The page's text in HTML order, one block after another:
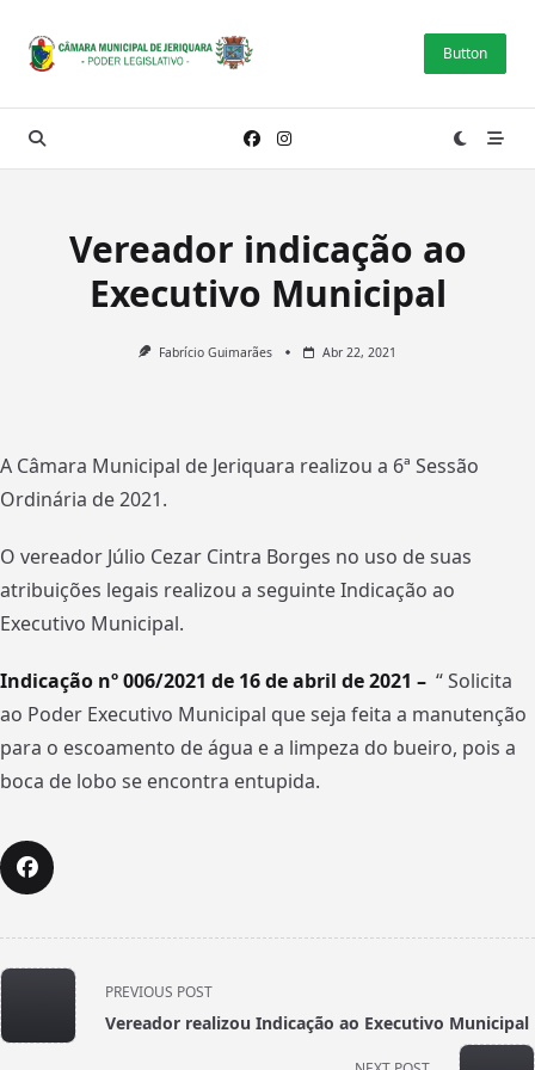
content
Button
Vereador indicação ao
Executivo Municipal
Fabrício Guimarães Abr 22, 2021
A Câmara Municipal de Jeriquara realizou a 6ª Sessão
Ordinária de 2021.
O vereador Júlio Cezar Cintra Borges no uso de suas
atribuições legais realizou a seguinte Indicação ao
Executivo Municipal.
Indicação nº 006/2021 de 16 de abril de 2021 – “ Solicita
ao Poder Executivo Municipal que seja feita a manutenção
para o escoamento de água e a limpeza do bueiro, pois a
boca de lobo se encontra entupida.
<span
class="nav-
subtitle
PREVIOUS POST
Vereador realizou Indicação ao Executivo Municipal